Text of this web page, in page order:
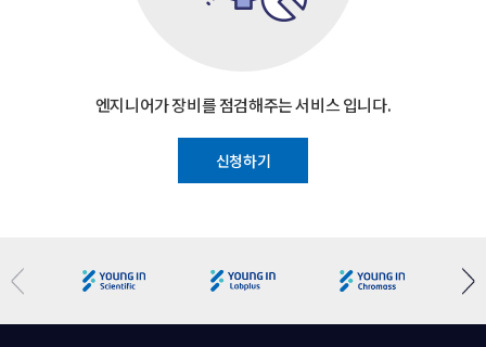
엔지니어가 장비를 점검해주는 서비스 입니다.
신청하기